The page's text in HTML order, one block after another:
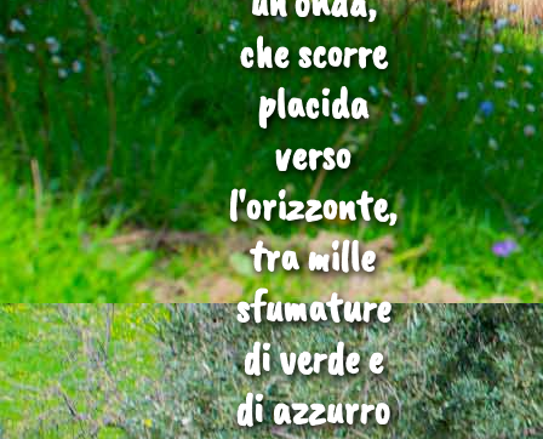
che scorre
placida
verso
l'orizzonte,
tra mille
sfumature
di verde e
di azzurro